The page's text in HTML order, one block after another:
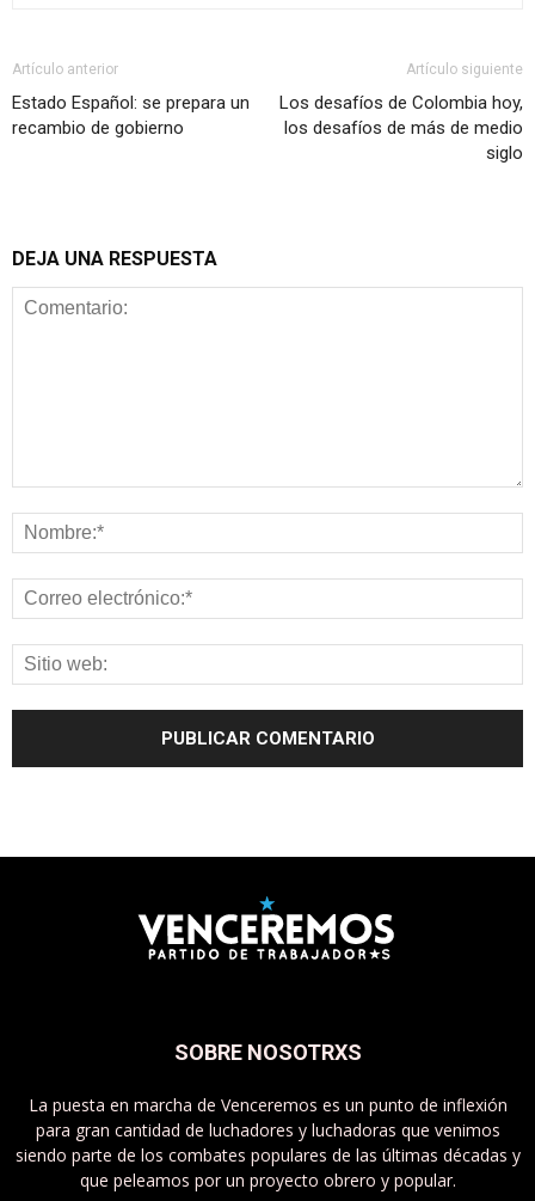
Artículo anterior
Estado Español: se prepara un
recambio de gobierno
Artículo siguiente
Los desafíos de Colombia hoy,
los desafíos de más de medio
siglo
DEJA UNA RESPUESTA
SOBRE NOSOTRXS
La puesta en marcha de Venceremos es un punto de inflexión
para gran cantidad de luchadores y luchadoras que venimos
siendo parte de los combates populares de las últimas décadas y
que peleamos por un proyecto obrero y popular.